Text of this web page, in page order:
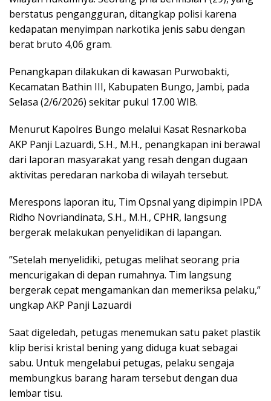
berstatus pengangguran, ditangkap polisi karena
kedapatan menyimpan narkotika jenis sabu dengan
berat bruto 4,06 gram.
​Penangkapan dilakukan di kawasan Purwobakti,
Kecamatan Bathin III, Kabupaten Bungo, Jambi, pada
Selasa (2/6/2026) sekitar pukul 17.00 WIB.
​Menurut Kapolres Bungo melalui Kasat Resnarkoba
AKP Panji Lazuardi, S.H., M.H., penangkapan ini berawal
dari laporan masyarakat yang resah dengan dugaan
aktivitas peredaran narkoba di wilayah tersebut.
​Merespons laporan itu, Tim Opsnal yang dipimpin IPDA
Ridho Novriandinata, S.H., M.H., CPHR, langsung
bergerak melakukan penyelidikan di lapangan.
​”Setelah menyelidiki, petugas melihat seorang pria
mencurigakan di depan rumahnya. Tim langsung
bergerak cepat mengamankan dan memeriksa pelaku,”
ungkap AKP Panji Lazuardi
​Saat digeledah, petugas menemukan satu paket plastik
klip berisi kristal bening yang diduga kuat sebagai
sabu. Untuk mengelabui petugas, pelaku sengaja
membungkus barang haram tersebut dengan dua
lembar tisu.